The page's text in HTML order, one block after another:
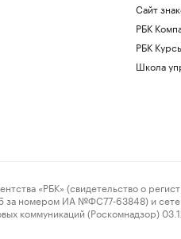
Сайт
РБК
РБК
Школа
«РБК» (свидетельство о
номером ИА №ФС77-63848) и
коммуникаций (Роскомнадзор)